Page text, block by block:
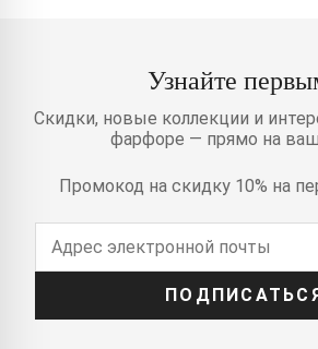
Узнайте
Скидки, новые коллекции и
фарфоре — прямо на
Промокод на скидку 10% на
ПОДПИСАТЬСЯ